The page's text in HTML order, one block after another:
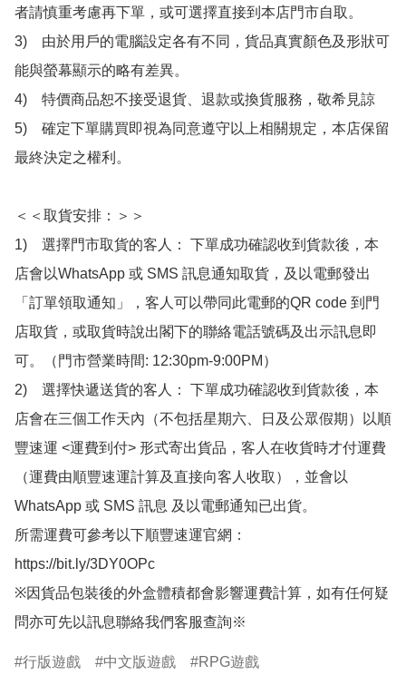
者請慎重考慮再下單，或可選擇直接到本店門市自取。
3)　由於用戶的電腦設定各有不同，貨品真實顏色及形狀可
能與螢幕顯示的略有差異。
4)　特價商品恕不接受退貨、退款或換貨服務，敬希見諒
5)　確定下單購買即視為同意遵守以上相關規定，本店保留
最終決定之權利。
＜＜取貨安排：＞＞
1)　選擇門市取貨的客人： 下單成功確認收到貨款後，本
店會以WhatsApp 或 SMS 訊息通知取貨，及以電郵發出
「訂單領取通知」，客人可以帶同此電郵的QR code 到門
店取貨，或取貨時說出閣下的聯絡電話號碼及出示訊息即
可。（門市營業時間: 12:30pm-9:00PM）
2)　選擇快遞送貨的客人： 下單成功確認收到貨款後，本
店會在三個工作天內（不包括星期六、日及公眾假期）以順
豐速運 <運費到付> 形式寄出貨品，客人在收貨時才付運費
（運費由順豐速運計算及直接向客人收取），並會以
WhatsApp 或 SMS 訊息 及以電郵通知已出貨。
所需運費可參考以下順豐速運官網：
https://bit.ly/3DY0OPc
※因貨品包裝後的外盒體積都會影響運費計算，如有任何疑
問亦可先以訊息聯絡我們客服查詢※
行版遊戲 中文版遊戲
RPG遊戲